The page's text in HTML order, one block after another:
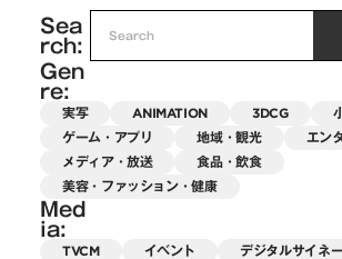
Sea
rch:
Gen
re:
実写 ANIMATION 3DCG
ゲーム・アプリ
地域・観光
エン
メディア・放送
食品・飲食
美容・ファッション・健康
Med
ia:
TVCM イベント デジタルサイネ